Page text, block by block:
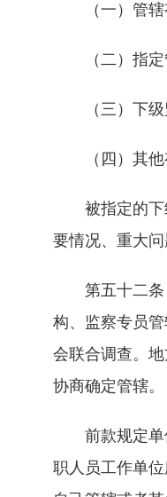
（一）管辖
（二）指定
（三）下级
（四）其他
被指定的下级
要情况、重大
第五十二条
构、监察专员
会联合调查。
协商确定管辖。
前款规定单位
职人员工作单